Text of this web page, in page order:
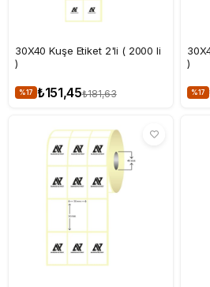
30X40 Kuşe Etiket 2'li ( 2000 li
)
%17 ₺151,45₺181,63
)
%17